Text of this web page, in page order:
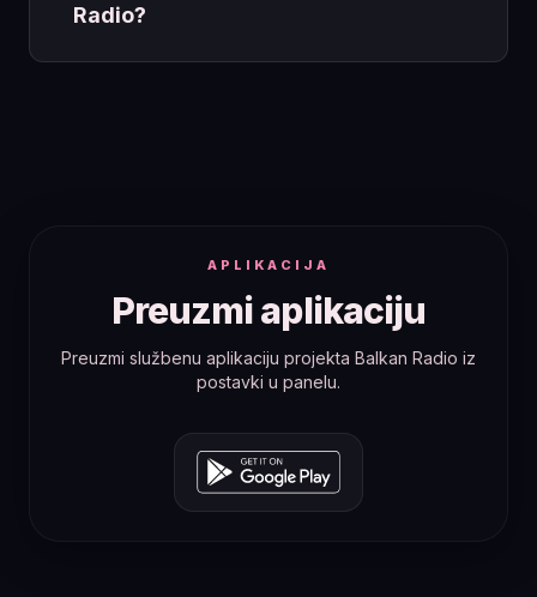
Radio?
APLIKACIJA
Preuzmi aplikaciju
Preuzmi službenu aplikaciju projekta Balkan Radio iz
postavki u panelu.